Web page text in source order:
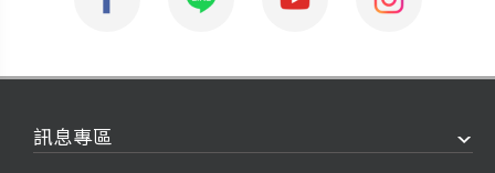
訊息專區